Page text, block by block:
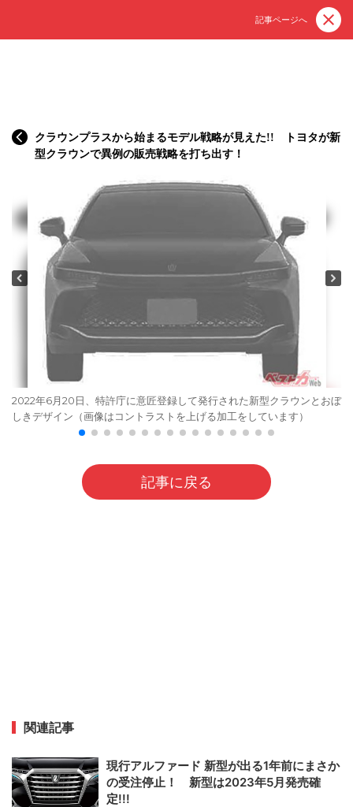
記事ページへ
クラウンプラスから始まるモデル戦略が見えた!! トヨタが新
型クラウンで異例の販売戦略を打ち出す！
2022年6月20日、特許庁に意匠登録して発行された新型クラウンとおぼ
しきデザイン（画像はコントラストを上げる加工をしています）
記事に戻る
関連記事
現行アルファード 新型が出る1年前にまさか
の受注停止！ 新型は2023年5月発売確
定!!!